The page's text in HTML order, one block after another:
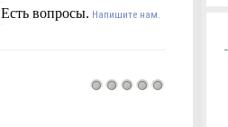
Есть вопросы. Напишите нам.